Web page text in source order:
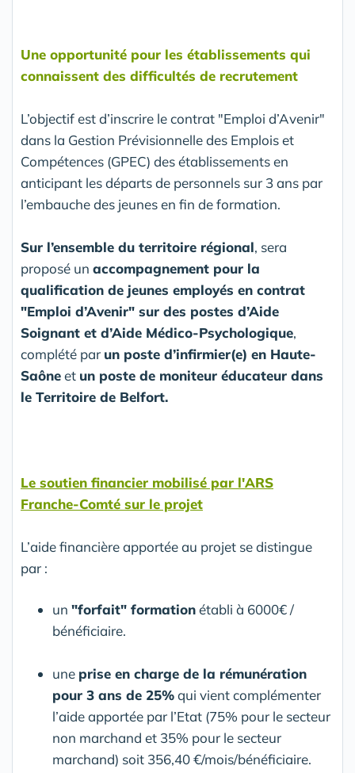
Une opportunité pour les établissements qui
connaissent des difficultés de recrutement
L’objectif est d’inscrire le contrat "Emploi d’Avenir"
dans la Gestion Prévisionnelle des Emplois et
Compétences (GPEC) des établissements en
anticipant les départs de personnels sur 3 ans par
l’embauche des jeunes en fin de formation.
Sur l’ensemble du territoire régional, sera
proposé un accompagnement pour la
qualification de jeunes employés en contrat
"Emploi d’Avenir" sur des postes d’Aide
Soignant et d’Aide Médico-Psychologique,
complété par un poste d’infirmier(e) en Haute-
Saôneet un poste de moniteur éducateur dans
le Territoire de Belfort.
Le soutien financier mobilisé par l'ARS
Franche-Comté sur le projet
L’aide financière apportée au projet se distingue
par :
un "forfait" formationétabli à 6000€ /
bénéficiaire.
une prise en charge de la rémunération
pour 3 ans de 25%qui vient complémenter
l’aide apportée par l’Etat (75% pour le secteur
non marchand et 35% pour le secteur
marchand) soit 356,40 €/mois/bénéficiaire.